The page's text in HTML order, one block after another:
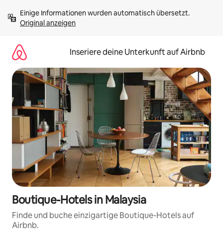
Inhalten
springenOriginal anzeigen
Inseriere deine Unterkunft auf Airbnb
Boutique-Hotels in Malaysia
Finde und buche einzigartige Boutique-Hotels auf
Airbnb.